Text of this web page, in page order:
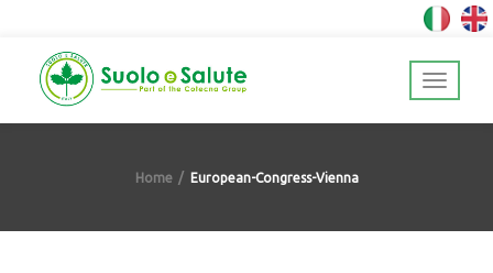
Home European-Congress-Vienna